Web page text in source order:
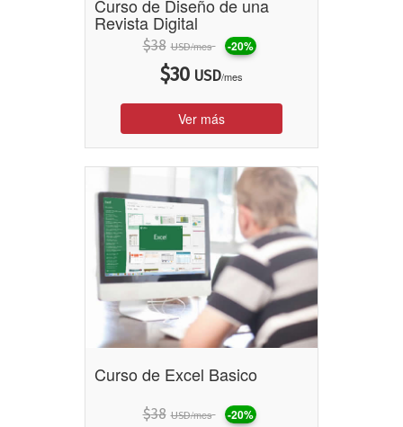
Curso de Diseño de una
Revista Digital
$38 USD/mes -20%
$30 USD/mes
Ver más
Curso de Excel Basico
$38 USD/mes -20%